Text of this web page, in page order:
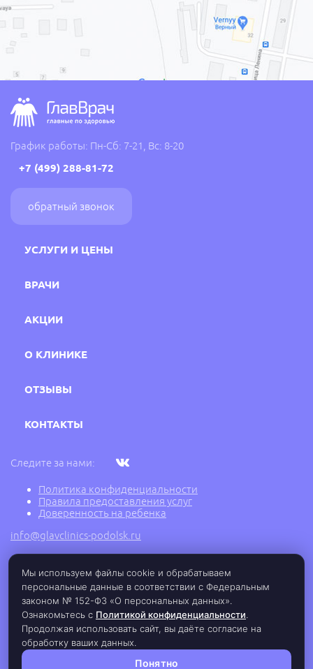
График работы: Пн-Сб: 7-21, Вс: 8-20
+7 (499) 288-81-72
обратный звонок
УСЛУГИ И ЦЕНЫ
ВРАЧИ
АКЦИИ
О КЛИНИКЕ
ОТЗЫВЫ
КОНТАКТЫ
Следите за нами:
Политика конфиденциальности
Правила предоставления услуг
Доверенность на ребенка
info@glavclinics-podolsk.ru
2005 - 2026 г. © Медицинский центр ГлавВрач,
ООО "Подольск Медицина", ИНН: 5030077289,
ОГРН: 1125030001942, Лицензия ЛО-77-01-
017145 от 07.12.2018 г.
Мы используем файлы cookie и обрабатываем
персональные данные в соответствии с Федеральным
законом № 152-ФЗ «О персональных данных».
Ознакомьтесь с Политикой конфиденциальности.
Продолжая использовать сайт, вы даёте согласие на
обработку ваших данных.
Понятно